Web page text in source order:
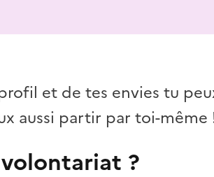
et de tes envies tu
aussi partir par toi-même
?